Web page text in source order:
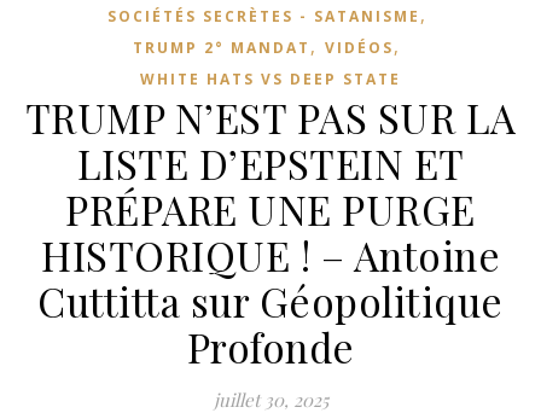
SOCIÉTÉS SECRÈTES - SATANISME ,
TRUMP 2° MANDAT , VIDÉOS,
WHITE HATS VS DEEP STATE
TRUMP N’EST PAS SUR LA
LISTE D’EPSTEIN ET
PRÉPARE UNE PURGE
HISTORIQUE ! – Antoine
Cuttitta sur Géopolitique
Profonde
juillet 30, 2025